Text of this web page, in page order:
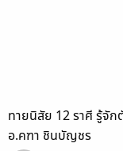
ทายนิสัย 12 ราศี รู้จัก
อ.คฑา ชินบัญชร